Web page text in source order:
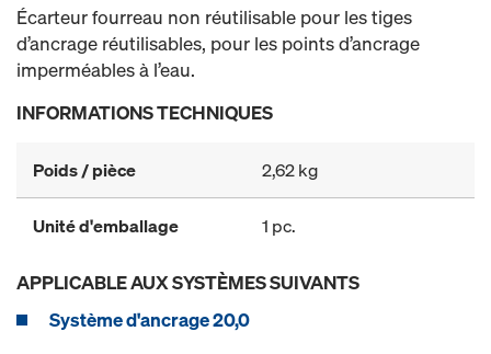
Écarteur fourreau non réutilisable pour les tiges
d’ancrage réutilisables, pour les points d’ancrage
imperméables à l’eau.
INFORMATIONS TECHNIQUES
Poids / pièce 2,62 kg
Unité d'emballage 1 pc.
APPLICABLE AUX SYSTÈMES SUIVANTS
Système d'ancrage 20,0